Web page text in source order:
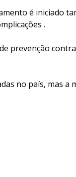
é iniciado
.
prevenção
no país, mas a